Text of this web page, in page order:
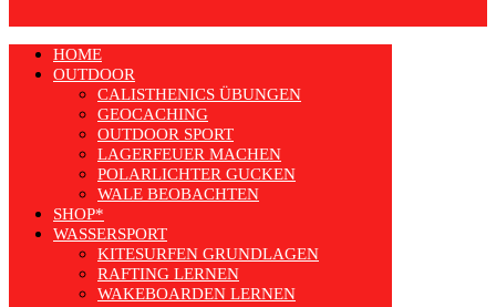
HOME
OUTDOOR
CALISTHENICS ÜBUNGEN
GEOCACHING
OUTDOOR SPORT
LAGERFEUER MACHEN
POLARLICHTER GUCKEN
WALE BEOBACHTEN
SHOP*
WASSERSPORT
KITESURFEN GRUNDLAGEN
RAFTING LERNEN
WAKEBOARDEN LERNEN